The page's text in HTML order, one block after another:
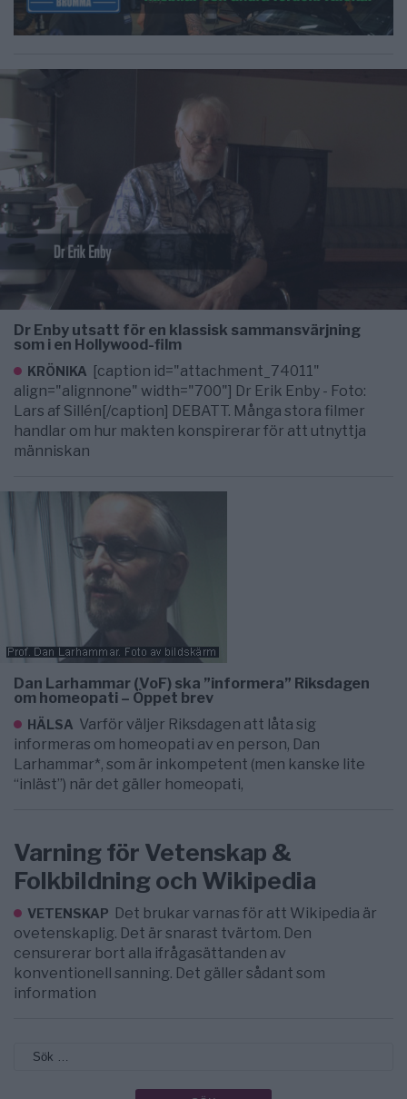
Dr Enby utsatt för en klassisk sammansvärjning
som i en Hollywood-film
KRÖNIKA [caption id="attachment_74011"
align="alignnone" width="700"] Dr Erik Enby - Foto:
Lars af Sillén[/caption] DEBATT. Många stora filmer
handlar om hur makten konspirerar för att utnyttja
människan
Dan Larhammar (VoF) ska ”informera” Riksdagen
om homeopati – Öppet brev
HÄLSA Varför väljer Riksdagen att låta sig
informeras om homeopati av en person, Dan
Larhammar*, som är inkompetent (men kanske lite
“inläst”) när det gäller homeopati,
Varning för Vetenskap &
Folkbildning och Wikipedia
VETENSKAP Det brukar varnas för att Wikipedia är
ovetenskaplig. Det är snarast tvärtom. Den
censurerar bort alla ifrågasättanden av
konventionell sanning. Det gäller sådant som
information